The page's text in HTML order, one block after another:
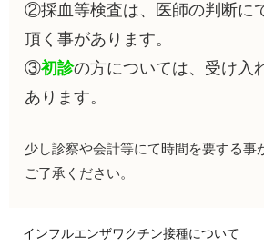
②採血等検査は、医師の判断に
頂く事があります。
③初診の方については、受け入
あります。
少し診察や会計等にて時間を要する事
ご了承ください。
インフルエンザワクチン接種について